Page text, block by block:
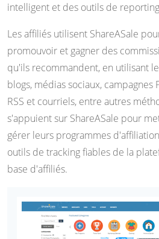
intelligent et des outils de
Les affiliés utilisent ShareASale
promouvoir et gagner des
qu'ils recommandent, en utilisant
blogs, médias sociaux, campagnes
RSS et courriels, entre autres
s'appuient sur ShareASale pour
gérer leurs programmes
outils de tracking fiables de la
base d'affiliés.